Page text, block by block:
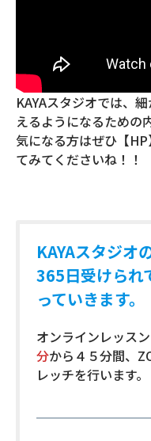
KAYAスタジオでは、
えるようになるための
気になる方はぜひ【
てみてくださいね！！
KAYAスタジオ
365日受けられ
っていきます。
オンラインレッス
分から４５分間、
レッチを行います。